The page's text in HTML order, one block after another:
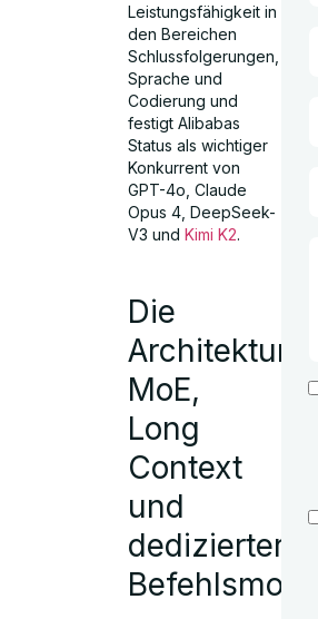
Leistungsfähigkeit in
den Bereichen
Schlussfolgerungen,
Sprache und
Codierung und
festigt Alibabas
Status als wichtiger
Konkurrent von
GPT-4o, Claude
Opus 4, DeepSeek-
V3 undKimi K2.
Die
Architektur:
MoE,
Long
Context
und
dedizierter